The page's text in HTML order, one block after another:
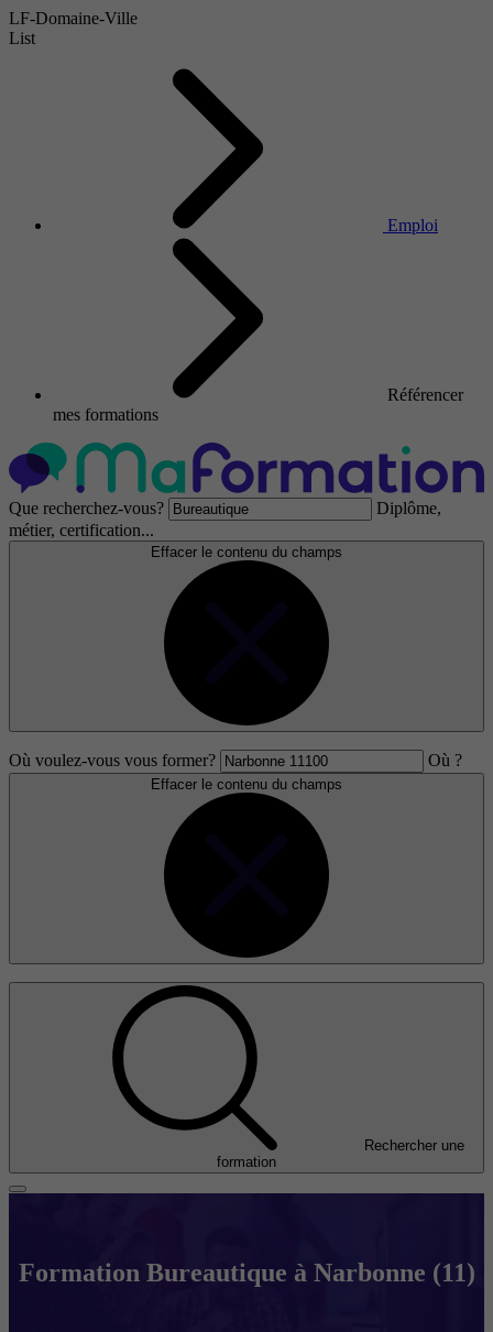
LF-Domaine-Ville
List
Emploi
Référencer
mes formations
Que recherchez-vous?
Diplôme,
métier, certification...
Effacer le contenu du champs
Où voulez-vous vous former? Où ?
Effacer le contenu du champs
Rechercher une
formation
Formation Bureautique à Narbonne (11)